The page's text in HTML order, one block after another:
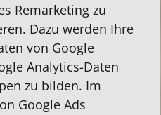
Remarketing zu
Dazu werden Ihre
von Google
Analytics-Daten
zu bilden. Im
Google Ads